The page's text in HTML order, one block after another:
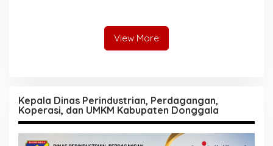
View More
Kepala Dinas Perindustrian, Perdagangan,
Koperasi, dan UMKM Kabupaten Donggala